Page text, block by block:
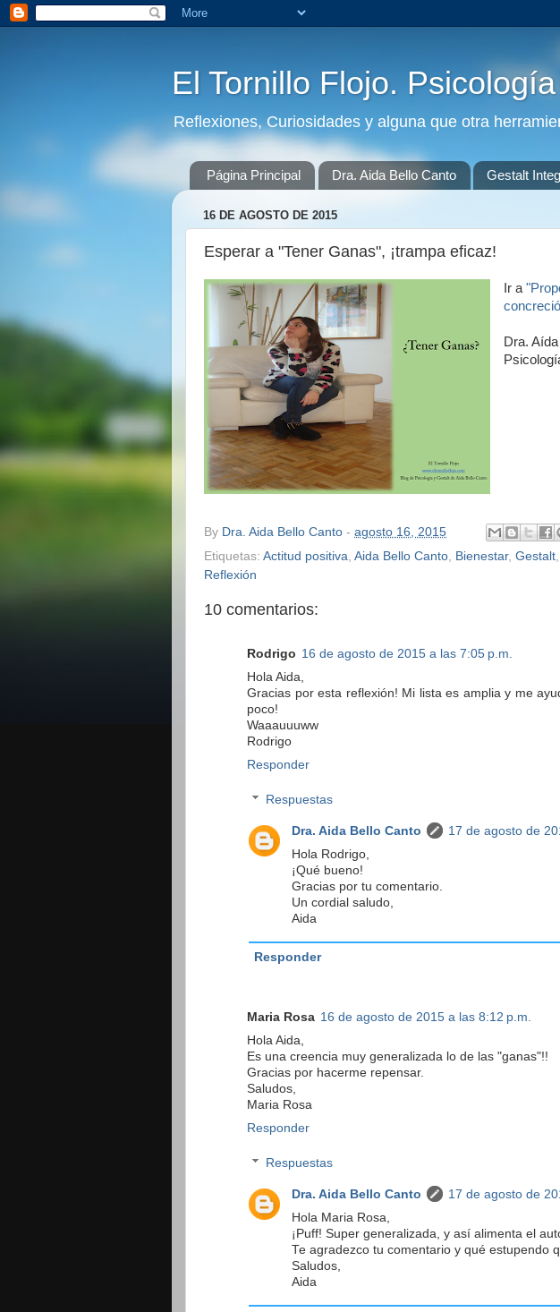
El Tornillo Flojo.
Reflexiones, Curiosidades y alguna que otra
Página Principal Dra. Aida Bello Canto Gestalt
16 DE AGOSTO DE 2015
Esperar a "Tener Ganas", ¡trampa eficaz!
Ir a
Dra.
By Dra. Aida Bello Canto - agosto 16, 2015
Etiquetas: Actitud positiva, Aida Bello Canto, Bienestar, Gestalt,
Reflexión
10 comentarios:
Rodrigo 16 de agosto de 2015 a las 7:05 p.m.
Hola Aida,
Gracias por esta reflexión! Mi lista es amplia y me
poco!
Waaauuuww
Rodrigo
Responder
Respuestas
Dra. Aida Bello Canto
17 de agosto de
Hola Rodrigo,
¡Qué bueno!
Gracias por tu comentario.
Un cordial saludo,
Aida
Responder
Maria Rosa 16 de agosto de 2015 a las 8:12 p.m.
Hola Aida,
Es una creencia muy generalizada lo de las "ganas"!!
Gracias por hacerme repensar.
Saludos,
Maria Rosa
Responder
Respuestas
Dra. Aida Bello Canto
17 de agosto de
Hola Maria Rosa,
¡Puff! Super generalizada, y así alimenta el
Te agradezco tu comentario y qué estupendo
Saludos,
Aida